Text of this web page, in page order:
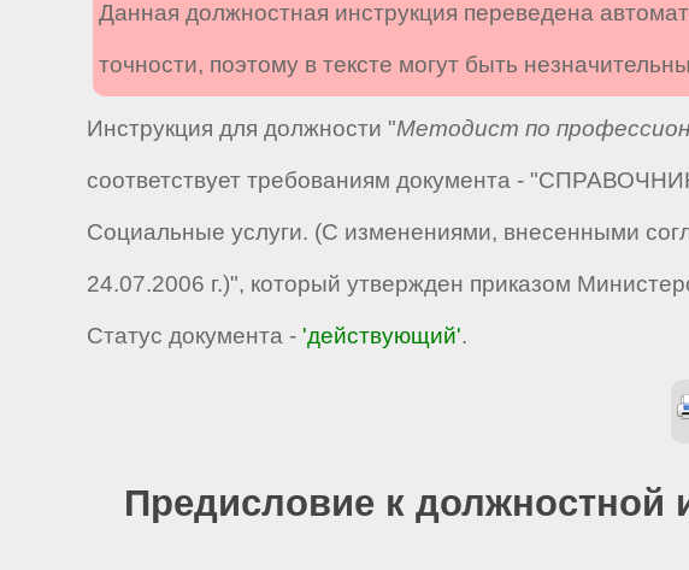
Данная должностная инструкция переведена
точности, поэтому в тексте могут быть
Инструкция для должности "Методист по
соответствует требованиям документа -
Социальные услуги. (С изменениями, внесенными
24.07.2006 г.)", который утвержден приказом
Статус документа - 'действующий'.
Предисловие к должностной